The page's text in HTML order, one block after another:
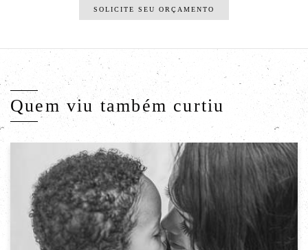
SOLICITE SEU ORÇAMENTO
Quem viu também curtiu